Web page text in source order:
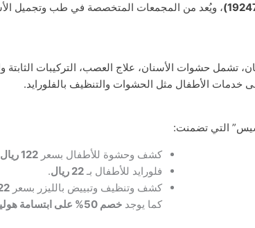
، ويُعد من المجمعات المتخصصة في طب وتجميل
حشوات الأسنان، علاج العصب، التركيبات الثابتة
خدمات الأطفال مثل الحشوات والتنظيف بالفلورايد.
التي تضمنت:
كشف وحشوة للأطفال بسعر 122ريال
فلورايد للأطفال بـ 22 ريال.
كشف وتنظيف وتبييض بالليزر بسعر
كما يوجد خصم 50% على ابتسامة هوليود